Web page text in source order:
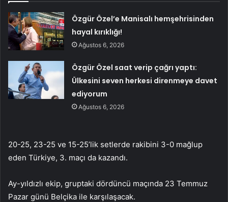
Özgür Özel’e Manisalı hemşehrisinden
hayal kırıklığı!
Ağustos 6, 2026
Özgür Özel saat verip çağrı yaptı:
Ülkesini seven herkesi direnmeye davet
ediyorum
Ağustos 6, 2026
20-25, 23-25 ​​ve 15-25’lik setlerde rakibini 3-0 mağlup
eden Türkiye, 3. maçı da kazandı.
Ay-yıldızlı ekip, gruptaki dördüncü maçında 23 Temmuz
Pazar günü Belçika ile karşılaşacak.